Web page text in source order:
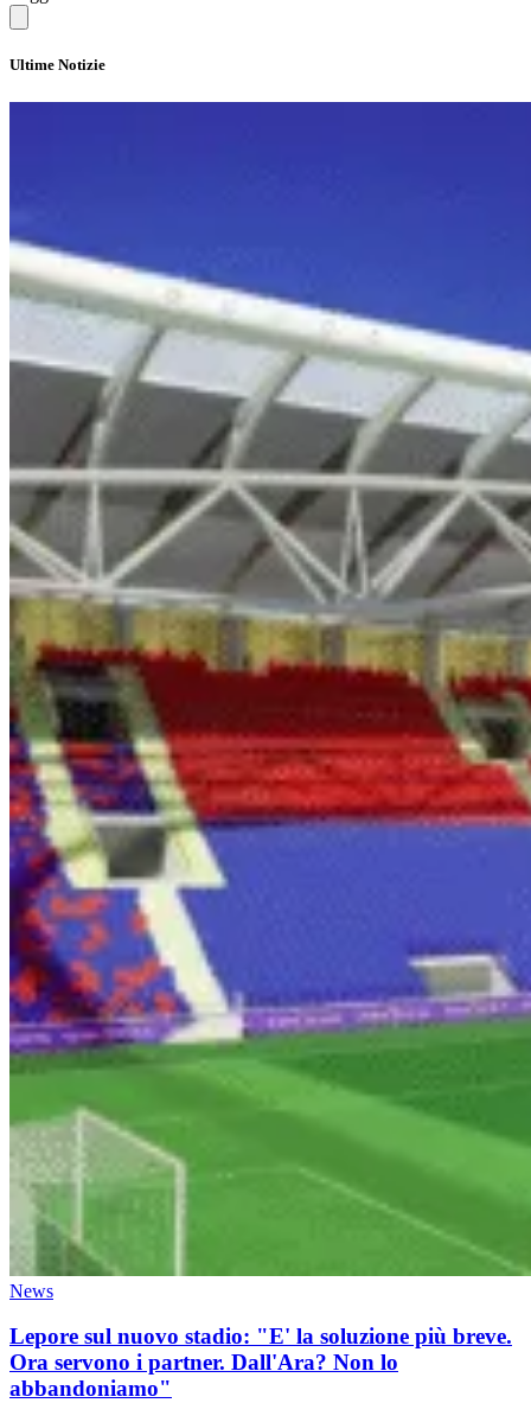
Ultime Notizie
News
Lepore sul nuovo stadio: "E' la soluzione più breve.
Ora servono i partner. Dall'Ara? Non lo
abbandoniamo"